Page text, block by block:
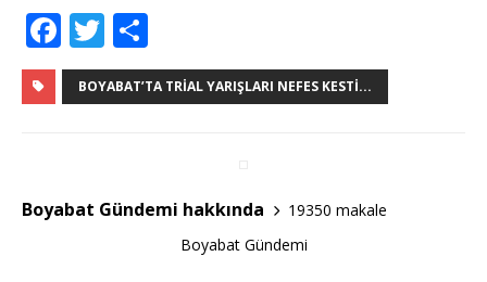
F
a
c
o
T
w
it
h
ar
BOYABAT’TA TRIAL YARIŞLARI NEFES KESTI...
Boyabat Gündemi hakkında
19350 makale
Boyabat Gündemi